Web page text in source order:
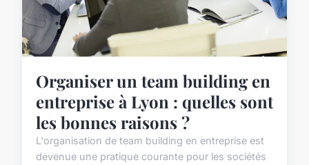
Organiser un team building en
entreprise à Lyon : quelles sont
les bonnes raisons ?
L'organisation de team building en entreprise est
devenue une pratique courante pour les sociétés